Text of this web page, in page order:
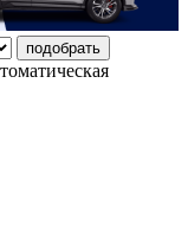
подобрать